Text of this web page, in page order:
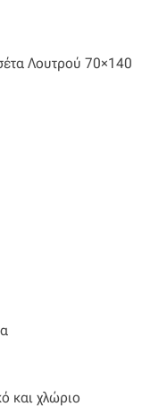
Λουτρού 70×140
και χλώριο